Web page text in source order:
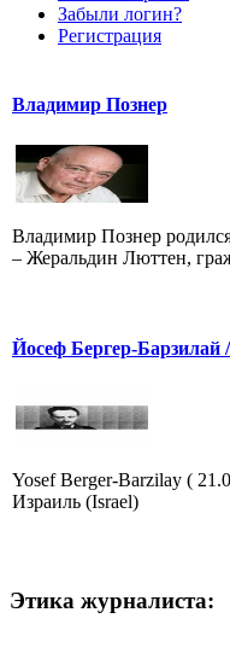
Забыли логин?
Регистрация
Владимир Познер
Владимир Познер
– Жеральдин Люттен,
Йосеф Бергер-
Yosef Berger-Barzilay (
Израиль (Israel)
Этика журналиста: